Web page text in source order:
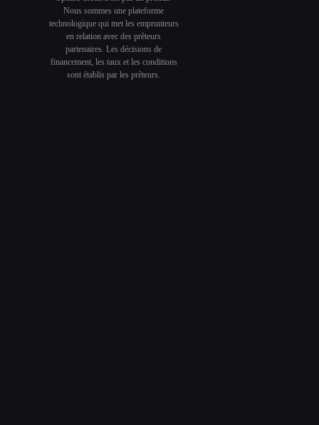
Nous sommes une plateforme
technologique qui met les emprunteurs
en relation avec des prêteurs
partenaires. Les décisions de
financement, les taux et les conditions
sont établis par les prêteurs.